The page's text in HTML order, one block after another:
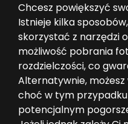
Chcesz powiększyć
Istnieje kilka
skorzystać z narzędzi
możliwość pobrania
rozdzielczości, co
Alternatywnie,
choć w tym przypadku
potencjalnym